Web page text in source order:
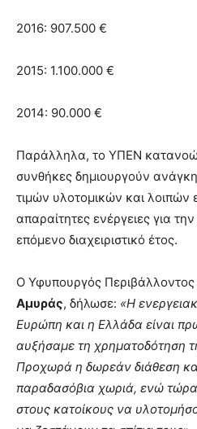
2016: 907.500 €
2015: 1.100.000 €
2014: 90.000 €
Παράλληλα, το ΥΠΕΝ
συνθήκες δημιουργούν
τιμών υλοτομικών και
απαραίτητες ενέργειες για
επόμενο διαχειριστικό έτος.
Ο Υφυπουργός Περιβάλλοντος
Αμυράς, δήλωσε: «Η
Ευρώπη και η Ελλάδα είναι
αυξήσαμε τη χρηματοδότηση
Προχωρά η δωρεάν διάθεση
παραδασόβια χωριά, ενώ
στους κατοίκους να